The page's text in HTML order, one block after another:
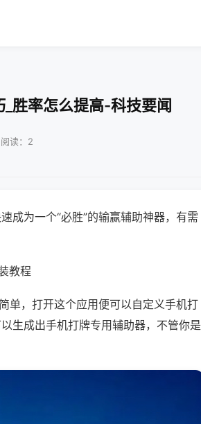
胜率怎么提高-科技要闻
读：2
成为一个“必胜”的输赢辅助神器，有需
教程
单，打开这个应用便可以自定义手机打
生成出手机打牌专用辅助器，不管你是